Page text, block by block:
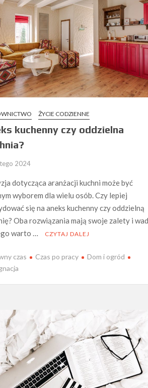
ŻYCIE CODZIENNE
kuchenny czy oddzielna
2024
dotycząca aranżacji kuchni może być
wyborem dla wielu osób. Czy lepiej
się na aneks kuchenny czy oddzielną
Oba rozwiązania mają swoje zalety i
warto …
CZYTAJ DALEJ
czas Czas po pracy
Dom i ogród